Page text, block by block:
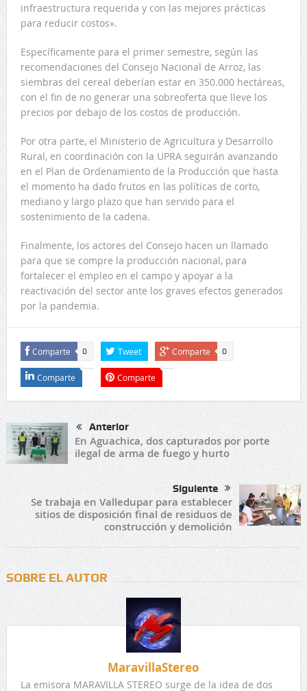
infraestructura requerida y con las mejores prácticas
para reducir costos».
Específicamente para el primer semestre, según las
recomendaciones del Consejo Nacional de Arroz, las
siembras del cereal deberían estar en 350.000 hectáreas,
con el fin de no generar una sobreoferta que lleve los
precios por debajo de los costos de producción.
Por otra parte, el Ministerio de Agricultura y Desarrollo
Rural, en coordinación con la UPRA seguirán avanzando
en el Plan de Ordenamiento de la Producción que hasta
el momento ha dado frutos en las políticas de corto,
mediano y largo plazo que han servido para el
sostenimiento de la cadena.
Finalmente, los actores del Consejo hacen un llamado
para que se compre la producción nacional, para
fortalecer el empleo en el campo y apoyar a la
reactivación del sector ante los graves efectos generados
por la pandemia.
Comparte 0 Tweet Comparte 0
Comparte Comparte
Anterior
En Aguachica, dos capturados por porte
ilegal de arma de fuego y hurto
Siguiente
Se trabaja en Valledupar para establecer
sitios de disposición final de residuos de
construcción y demolición
SOBRE EL AUTOR
MaravillaStereo
La emisora MARAVILLA STEREO surge de la idea de dos